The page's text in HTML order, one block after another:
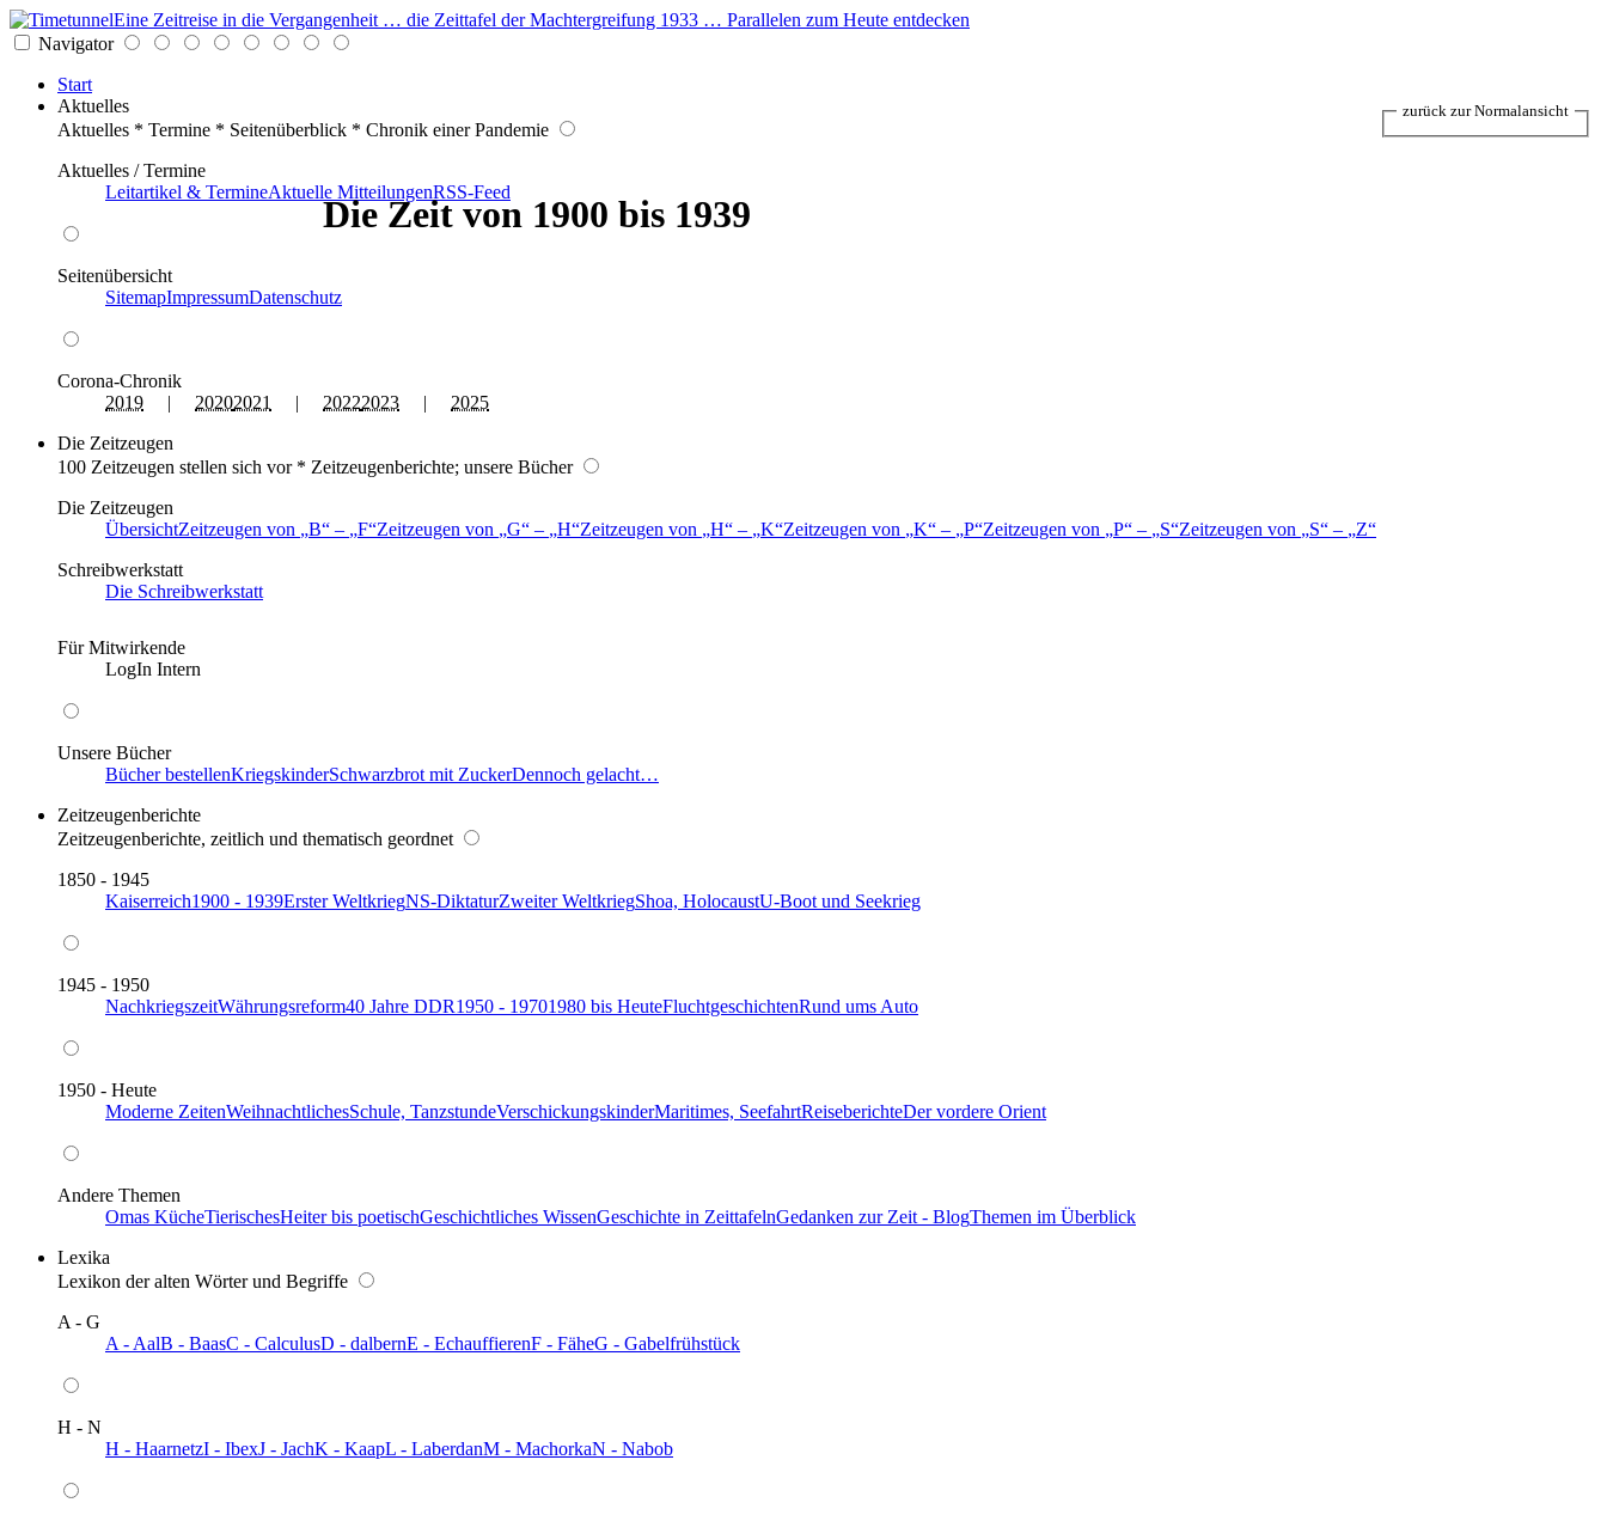
Eine Zeitreise in die Vergangenheit … die Zeittafel der Machtergreifung 1933 … Parallelen zum Heute entdecken
Navigator
Start
Aktuelles
Aktuelles * Termine * Seitenüberblick * Chronik einer Pandemie
Aktuelles / Termine
Leitartikel & TermineAktuelle MitteilungenRSS-Feed
Seitenübersicht
SitemapImpressumDatenschutz
Corona-Chronik
2019 | 20202021 | 20222023 | 2025
Die Zeitzeugen
100 Zeitzeugen stellen sich vor * Zeitzeugenberichte; unsere Bücher
Die Zeitzeugen
ÜbersichtZeitzeugen von B – F Zeitzeugen von G – H Zeitzeugen von H – K Zeitzeugen von K – P Zeitzeugen von P – S Zeitzeugen von S –
Z
Schreibwerkstatt
Die Schreibwerkstatt
Für Mitwirkende
LogIn Intern
Unsere Bücher
Bücher bestellenKriegskinderSchwarzbrot mit ZuckerDennoch gelacht…
Zeitzeugenberichte
Zeitzeugenberichte, zeitlich und thematisch geordnet
1850 - 1945
Kaiserreich1900 - 1939Erster WeltkriegNS-DiktaturZweiter WeltkriegShoa, HolocaustU-Boot und Seekrieg
1945 - 1950
NachkriegszeitWährungsreform40 Jahre DDR1950 - 19701980 bis HeuteFluchtgeschichtenRund ums Auto
1950 - Heute
Moderne ZeitenWeihnachtlichesSchule, TanzstundeVerschickungskinderMaritimes, SeefahrtReiseberichteDer vordere Orient
Andere Themen
Omas KücheTierischesHeiter bis poetischGeschichtliches WissenGeschichte in ZeittafelnGedanken zur Zeit - BlogThemen im Überblick
Lexika
Lexikon der alten Wörter und Begriffe
A - G
A - AalB - BaasC - CalculusD - dalbernE - EchauffierenF - FäheG - Gabelfrühstück
H - N
H - HaarnetzI - IbexJ - JachK - KaapL - LaberdanM - MachorkaN - Nabob
Die Zeit von 1900 bis 1939
zurück zur Normalansicht